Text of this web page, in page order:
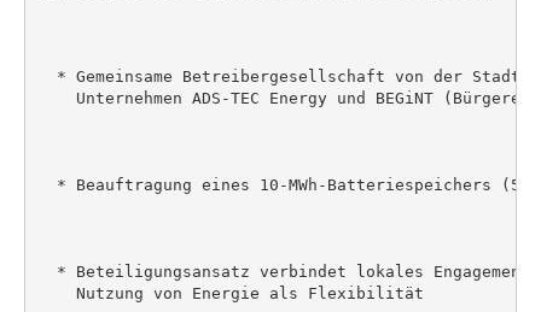
* Gemeinsame Betreibergesellschaft von der
Unternehmen ADS-TEC Energy und BEGiNT
* Beauftragung eines 10-MWh-Batteriespeichers (5
* Beteiligungsansatz verbindet lokales Engagement
    Nutzung von Energie als Flexibilität